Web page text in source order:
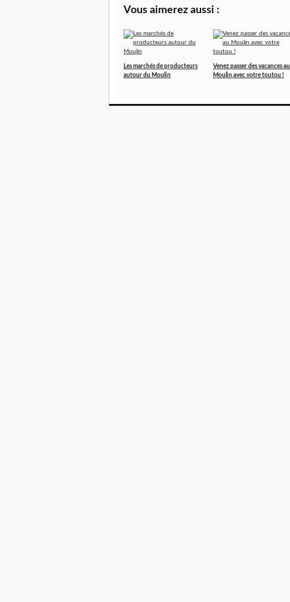
Vous aimerez aussi :
Les marchés de producteurs
autour du Moulin
Venez passer des vacances au
Moulin avec votre toutou !